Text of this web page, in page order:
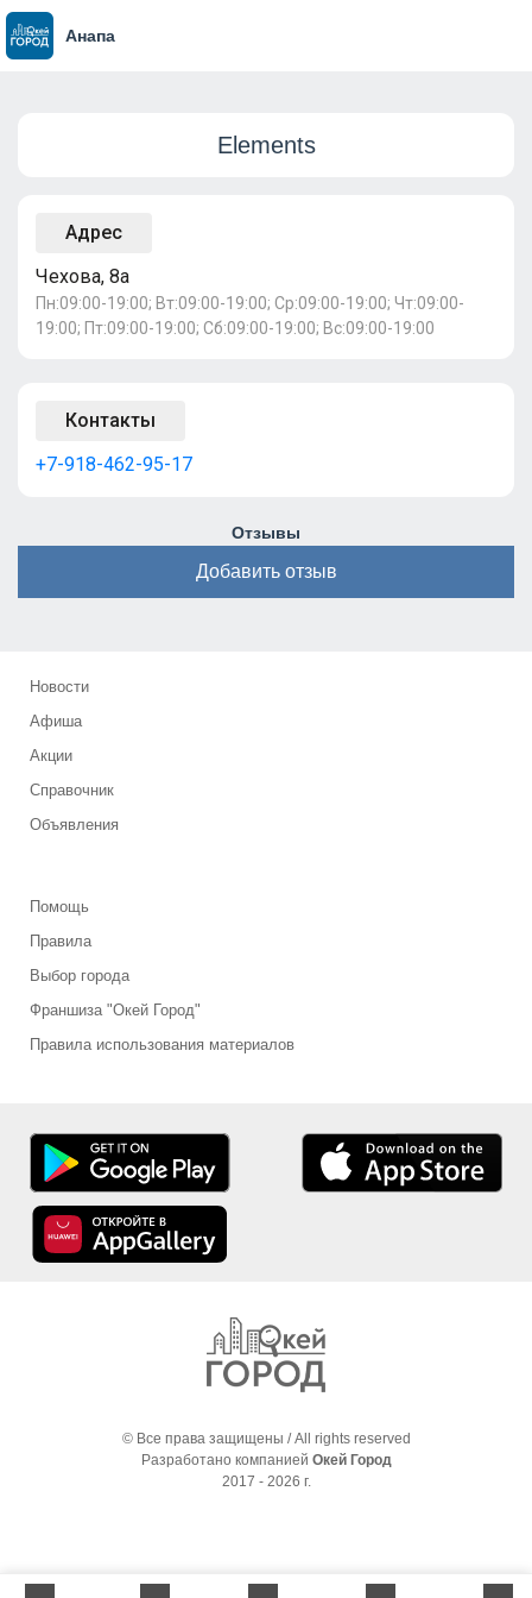
Анапа
Elements
Адрес
Чехова, 8а
Пн:09:00-19:00; Вт:09:00-19:00; Ср:09:00-19:00; Чт:09:00-
19:00; Пт:09:00-19:00; Сб:09:00-19:00; Вс:09:00-19:00
Контакты
+7-918-462-95-17
Отзывы
Добавить отзыв
Новости
Афиша
Акции
Справочник
Объявления
Помощь
Правила
Выбор города
Франшиза "Окей Город"
Правила использования материалов
© Все права защищены / All rights reserved
Разработано компанией Окей Город
2017 - 2026 г.